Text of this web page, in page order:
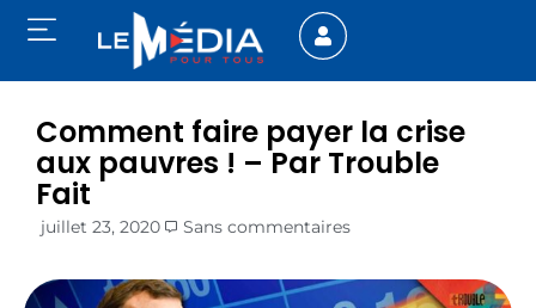
Comment faire payer la crise
aux pauvres ! – Par Trouble
Fait
juillet 23, 2020 Sans commentaires